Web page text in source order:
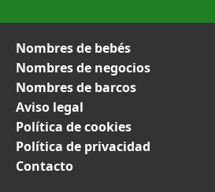
Nombres de bebés
Nombres de negocios
Nombres de barcos
Aviso legal
Política de cookies
Política de privacidad
Contacto